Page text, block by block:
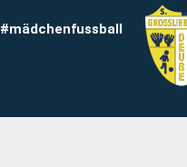
#mädchenfussball